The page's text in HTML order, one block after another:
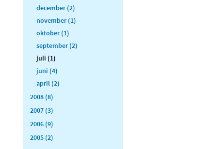
december (2)
november (1)
oktober (1)
september (2)
juli (1)
juni (4)
april (2)
2008 (8)
2007 (3)
2006 (9)
2005 (2)